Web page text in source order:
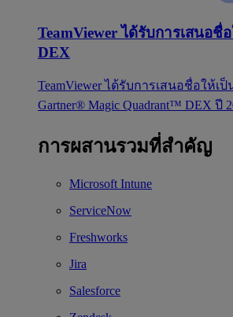
TeamViewer ได้รับการเสนอชื่
DEX
TeamViewer ได้รับการเสนอชื่อให้เ
Gartner® Magic Quadrant™ DEX ปี
การผสานรวมที่สำคัญ
Microsoft Intune
ServiceNow
Freshworks
Jira
Salesforce